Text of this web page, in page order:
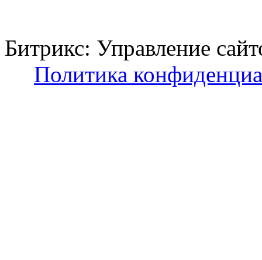
Битрикс: Управление
Политика